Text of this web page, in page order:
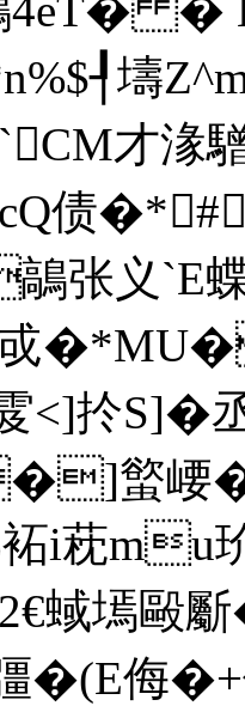
壔
才湪
债
张义`E
扵S]�
崾
袥i萙
墕毆
�(E侮